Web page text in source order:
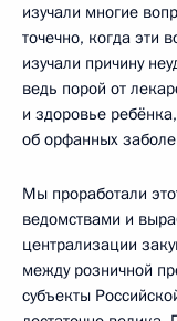
изучали многие
точечно, когда эти
изучали причину
ведь порой от
и здоровье
об орфанных
Мы проработали
ведомствами и
централизации
между розничной
субъекты